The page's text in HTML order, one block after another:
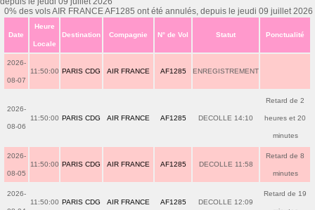
0% des vols AIR FRANCE AF1285 ont été annulés, depuis le jeudi 09 juillet 2026
Date
Heure
Locale
Destination Compagnie N° de Vol Statut Ponctualité
2026-
08-07
11:50:00 PARIS CDG AIR FRANCE AF1285 ENREGISTREMENT
2026-
08-06
11:50:00 PARIS CDG AIR FRANCE AF1285 DECOLLE 14:10
Retard de 2
heures et 20
minutes
2026-
08-05
11:50:00 PARIS CDG AIR FRANCE AF1285 DECOLLE 11:58
Retard de 8
minutes
2026-
11:50:00 PARIS CDG AIR FRANCE AF1285 DECOLLE 12:09
Retard de 19